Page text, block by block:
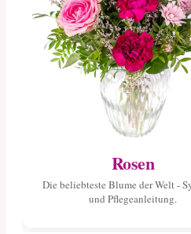
Rosen
Die beliebteste Blume der Welt -
und Pflegeanleitung.